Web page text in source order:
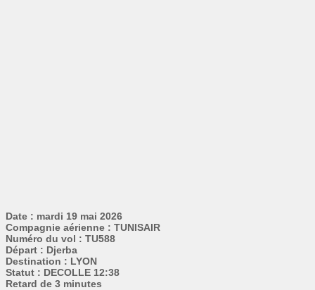
Date : mardi 19 mai 2026
Compagnie aérienne : TUNISAIR
Numéro du vol : TU588
Départ : Djerba
Destination : LYON
Statut : DECOLLE 12:38
Retard de 3 minutes